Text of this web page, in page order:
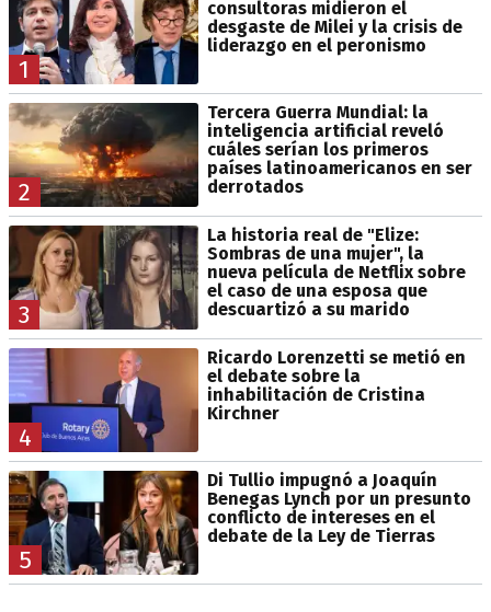
1
consultoras midieron el
desgaste de Milei y la crisis de
liderazgo en el peronismo
2
Tercera Guerra Mundial: la
inteligencia artificial reveló
cuáles serían los primeros
países latinoamericanos en ser
derrotados
3
La historia real de "Elize:
Sombras de una mujer", la
nueva película de Netflix sobre
el caso de una esposa que
descuartizó a su marido
4
Ricardo Lorenzetti se metió en
el debate sobre la
inhabilitación de Cristina
Kirchner
5
Di Tullio impugnó a Joaquín
Benegas Lynch por un presunto
conflicto de intereses en el
debate de la Ley de Tierras